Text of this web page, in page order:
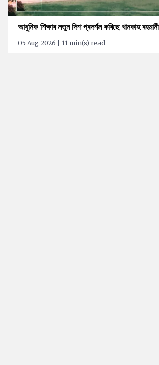
আধুনিক শিক্ষাৰ নতুন দিশ প্ৰদৰ্শন কৰিছে খানকাহ
05 Aug 2026 | 11 min(s) read